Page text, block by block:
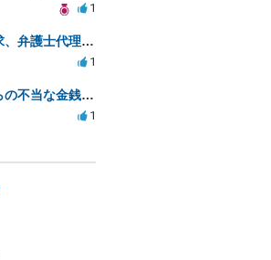
1
健康被害による離婚請求、弁護士代理で迅速な手続き希望
1
未入籍の元同棲相手からの不当な金銭請求と合意書面の強要について
1